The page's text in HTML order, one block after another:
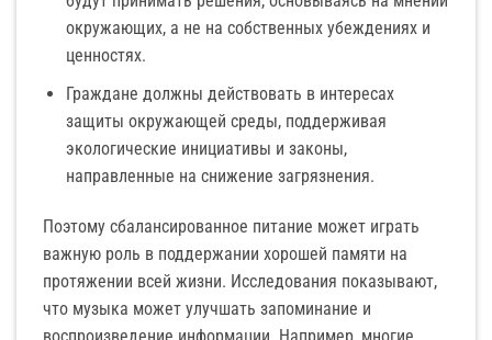
окружающих, а не на собственных убеждениях и
ценностях.
Граждане должны действовать в интересах
защиты окружающей среды, поддерживая
экологические инициативы и законы,
направленные на снижение загрязнения.
Поэтому сбалансированное питание может играть
важную роль в поддержании хорошей памяти на
протяжении всей жизни. Исследования показывают,
что музыка может улучшать запоминание и
воспроизведение информации. Например, многие